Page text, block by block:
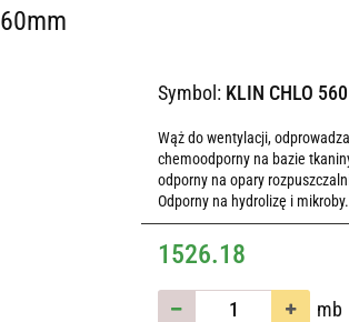
Symbol: KLIN CHLO 560
Wąż do wentylacji,
chemoodporny na bazie
odporny na opary
Odporny na hydrolizę i mikroby.
1526.18
mb